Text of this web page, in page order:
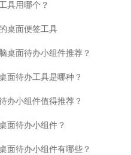
具用哪个？
桌面便签工具
桌面待办小组件推荐？
面待办工具是哪种？
办小组件值得推荐？
面待办小组件？
面待办小组件有哪些？